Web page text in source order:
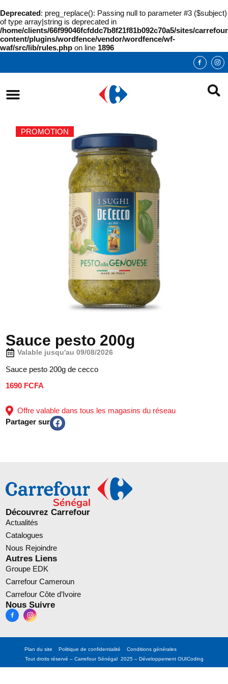
Deprecated: preg_replace(): Passing null to parameter #3 ($subject)
of type array|string is deprecated in
/home/clients/66f99046fcfddc7b8f21f81b092c70a5/sites/
content/plugins/wordfence/vendor/wordfence/wf-
waf/src/lib/rules.php on line 1896
PROMOTION
Sauce pesto 200g
Valable jusqu'au 09/08/2026
Sauce pesto 200g de cecco
1690 FCFA
Offre valable dans tous les magasins du réseau
Partager sur
Découvrez Carrefour
Actualités
Catalogues
Nous Rejoindre
Autres Liens
Groupe EDK
Carrefour Cameroun
Carrefour Côte d’Ivoire
Nous Suivre
Plan du site Politique de confidentialité
Conditions générales
Tout droits réservé – Carrefour Sénégal 2025 – Développement OUICoding